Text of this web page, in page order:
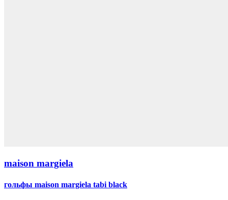
maison margiela
гольфы maison margiela tabi black